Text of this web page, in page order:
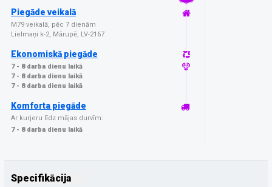
Piegāde veikalā
M79 veikalā, pēc 7 dienām
Lielmaņi k-2, Mārupē, LV-2167
Ekonomiskā piegāde
7 - 8 darba dienu laikā
7 - 8 darba dienu laikā
7 - 8 darba dienu laikā
Komforta piegāde
Ar kurjeru līdz mājas durvīm:
7 - 8 darba dienu laikā
Specifikācija